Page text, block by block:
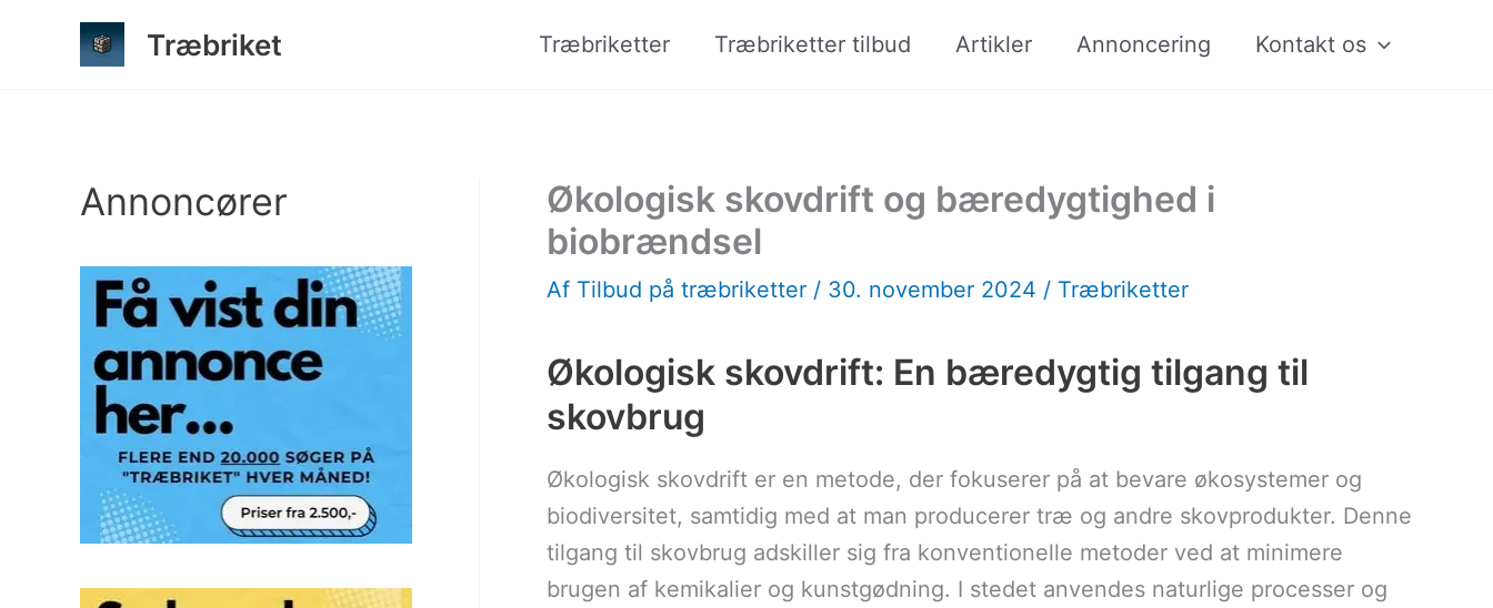
Træbriket Træbriketter Træbriketter tilbud Artikler Annoncering Kontakt os
Annoncører
Økologisk skovdrift og bæredygtighed i
biobrændsel
Af Tilbud på træbriketter / 30. november 2024 / Træbriketter
Økologisk skovdrift: En bæredygtig tilgang til
skovbrug
Økologisk skovdrift er en metode, der fokuserer på at bevare økosystemer og
biodiversitet, samtidig med at man producerer træ og andre skovprodukter. Denne
tilgang til skovbrug adskiller sig fra konventionelle metoder ved at minimere
brugen af kemikalier og kunstgødning. I stedet anvendes naturlige processer og